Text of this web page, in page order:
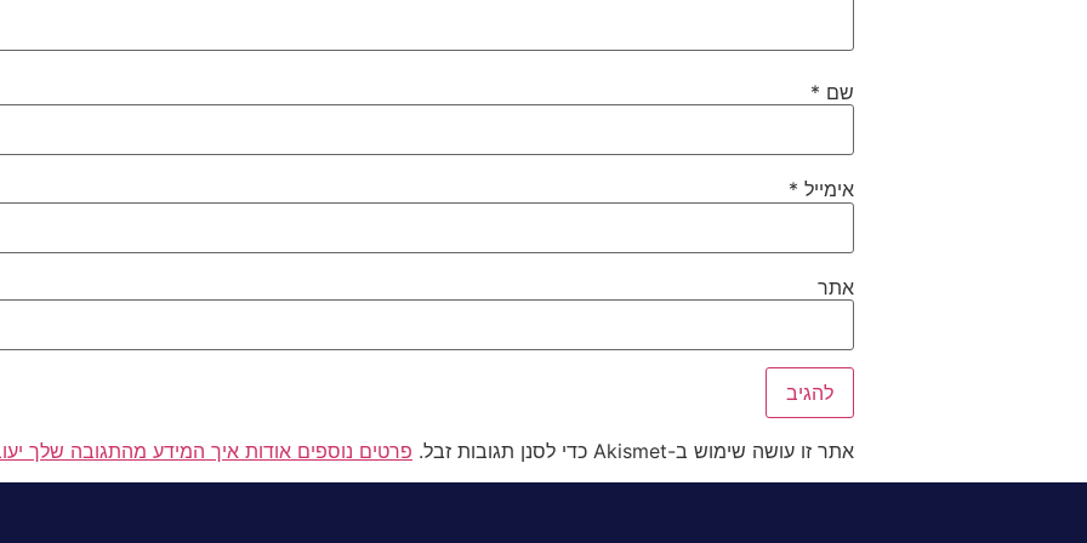
שם *
אימייל *
אתר
אתר זו עושה שימוש ב-Akismet כדי לסנן תגובות זבל. פרטים נוספים אודות איך המידע מהתגובה שלך